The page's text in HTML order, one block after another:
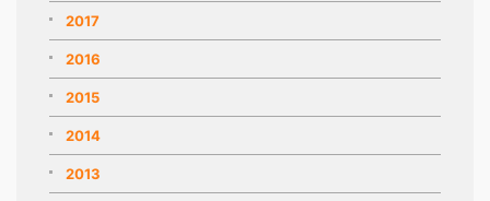
2017
2016
2015
2014
2013